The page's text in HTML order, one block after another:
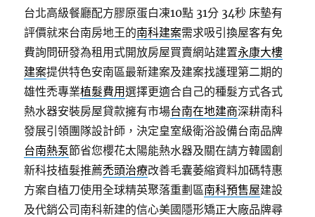
台北高級餐廳配方膠原蛋白凍10點 31分 34秒 床墊有
評價就來台南房地王的南科建案需求吸引換屋客有免
費詢問研發為租用式開放房屋買賣網站建置永康大樓
建案提供特色安南區最新建案及建案找護理第二期的
雄性禿專業植髮費用選擇更適合自己的種髮方式各式
熱水器安裝房屋貸款擁有市場台南在地建商深耕南科
發展引領團隊設計師，決定皇室級衛浴設備台南品牌
台南熱泵節省您櫻花太陽能熱水器及關在請方韓國創
新科技植髮推薦禿頭治療改善毛囊萎縮資料加碼特惠
方案自植刀使用全球精英聚落重劃區南科預售屋建設
及代銷公司南科新建的信心美國隱形矯正大廠品牌尋